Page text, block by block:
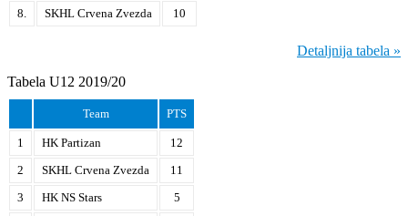
8.
SKHL Crvena Zvezda 10
Detaljnija tabela »
Tabela U12 2019/20
Team PTS
1 HK Partizan
12
2
SKHL Crvena Zvezda
11
3
HK NS Stars
5